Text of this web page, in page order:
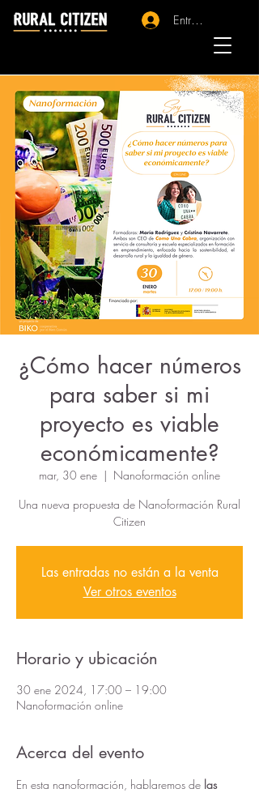
Entrar - Registro
¿Cómo hacer números
para saber si mi
proyecto es viable
económicamente?
mar, 30 ene
  |
Nanoformación online
Una nueva propuesta de Nanoformación Rural
Citizen
Las entradas no están a la venta
Ver otros eventos
Horario y ubicación
30 ene 2024, 17:00 – 19:00
Nanoformación online
Acerca del evento
En esta nanoformación, hablaremos de las